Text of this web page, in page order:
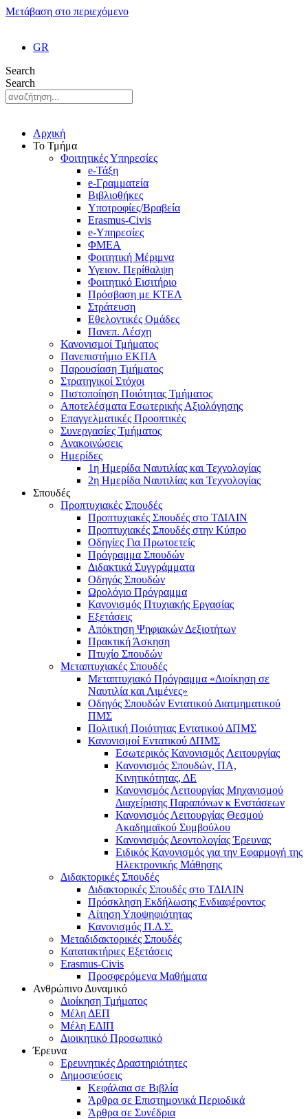
Μετάβαση στο περιεχόμενο
GR
Search
Search
Αρχική
Το Τμήμα
Φοιτητικές Υπηρεσίες
e-Τάξη
e-Γραμματεία
Βιβλιοθήκες
Υποτροφίες/Βραβεία
Erasmus-Civis
e-Υπηρεσίες
ΦΜΕΑ
Φοιτητική Μέριμνα
Υγειον. Περίθαλψη
Φοιτητικό Εισιτήριο
Πρόσβαση με ΚΤΕΛ
Στράτευση
Εθελοντικές Ομάδες
Πανεπ. Λέσχη
Κανονισμοί Τμήματος
Πανεπιστήμιο ΕΚΠΑ
Παρουσίαση Τμήματος
Στρατηγικοί Στόχοι
Πιστοποίηση Ποιότητας Τμήματος
Αποτελέσματα Εσωτερικής Αξιολόγησης
Επαγγελματικές Προοπτικές
Συνεργασίες Τμήματος
Ανακοινώσεις
Ημερίδες
1η Ημερίδα Ναυτιλίας και Τεχνολογίας
2η Ημερίδα Ναυτιλίας και Τεχνολογίας
Σπουδές
Προπτυχιακές Σπουδές
Προπτυχιακές Σπουδές στο ΤΔΙΛΙΝ
Προπτυχιακές Σπουδές στην Κύπρο
Οδηγίες Για Πρωτοετείς
Πρόγραμμα Σπουδών
Διδακτικά Συγγράμματα
Οδηγός Σπουδών
Ωρολόγιο Πρόγραμμα
Κανονισμός Πτυχιακής Εργασίας
Εξετάσεις
Απόκτηση Ψηφιακών Δεξιοτήτων
Πρακτική Άσκηση
Πτυχίο Σπουδών
Μεταπτυχιακές Σπουδές
Μεταπτυχιακό Πρόγραμμα «Διοίκηση σε
Ναυτιλία και Λιμένες»
Οδηγός Σπουδών Εντατικού Διατμηματικού
ΠΜΣ
Πολιτική Ποιότητας Εντατικού ΔΠΜΣ
Κανονισμοί Εντατικού ΔΠΜΣ
Εσωτερικός Κανονισμός Λειτουργίας
Κανονισμός Σπουδών, ΠΑ,
Κινητικότητας, ΔΕ
Κανονισμός Λειτουργίας Μηχανισμού
Διαχείρισης Παραπόνων κ Ενστάσεων
Κανονισμός Λειτουργίας Θεσμού
Ακαδημαϊκού Συμβούλου
Κανονισμός Δεοντολογίας Έρευνας
Ειδικός Κανονισμός για την Εφαρμογή της
Ηλεκτρονικής Μάθησης
Διδακτορικές Σπουδές
Διδακτορικές Σπουδές στο ΤΔΙΛΙΝ
Πρόσκληση Εκδήλωσης Ενδιαφέροντος
Αίτηση Υποψηφιότητας
Κανονισμός Π.Δ.Σ.
Μεταδιδακτορικές Σπουδές
Κατατακτήριες Εξετάσεις
Erasmus-Civis
Προσφερόμενα Μαθήματα
Ανθρώπινο Δυναμικό
Διοίκηση Τμήματος
Μέλη ΔΕΠ
Μέλη ΕΔΙΠ
Διοικητικό Προσωπικό
Έρευνα
Ερευνητικές Δραστηριότητες
Δημοσιεύσεις
Κεφάλαια σε Βιβλία
Άρθρα σε Επιστημονικά Περιοδικά
Άρθρα σε Συνέδρια